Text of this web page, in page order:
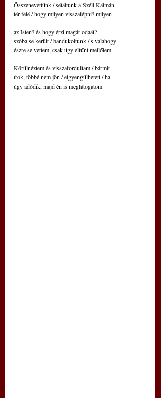
Összenevettünk / sétáltunk a Széll Kálmán
tér felé / hogy milyen visszalépni? milyen
az Isten? és hogy érzi magát odaát? –
szóba se került / bandukoltunk / s valahogy
észre se vettem, csak úgy eltűnt mellőlem
Körülnéztem és visszafordultam / bármit
írok, többé nem jön / elgyengülhetett / ha
úgy adódik, majd én is meglátogatom